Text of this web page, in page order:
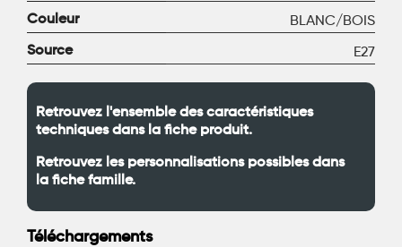
Couleur BLANC/BOIS
Source E27
Retrouvez l'ensemble des caractéristiques
techniques dans la fiche produit.
Retrouvez les personnalisations possibles dans
la fiche famille.
Téléchargements